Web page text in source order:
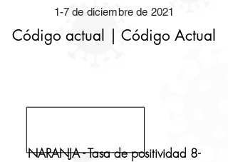
1-7 de diciembre de 2021
Código actual | Código Actual
NARANJA - Tasa de positividad 8-